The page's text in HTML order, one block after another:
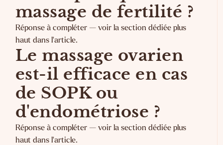
massage de fertilité ?
Réponse à compléter — voir la section dédiée plus
haut dans l'article.
Le massage ovarien
est-il efficace en cas
de SOPK ou
d'endométriose ?
Réponse à compléter — voir la section dédiée plus
haut dans l'article.